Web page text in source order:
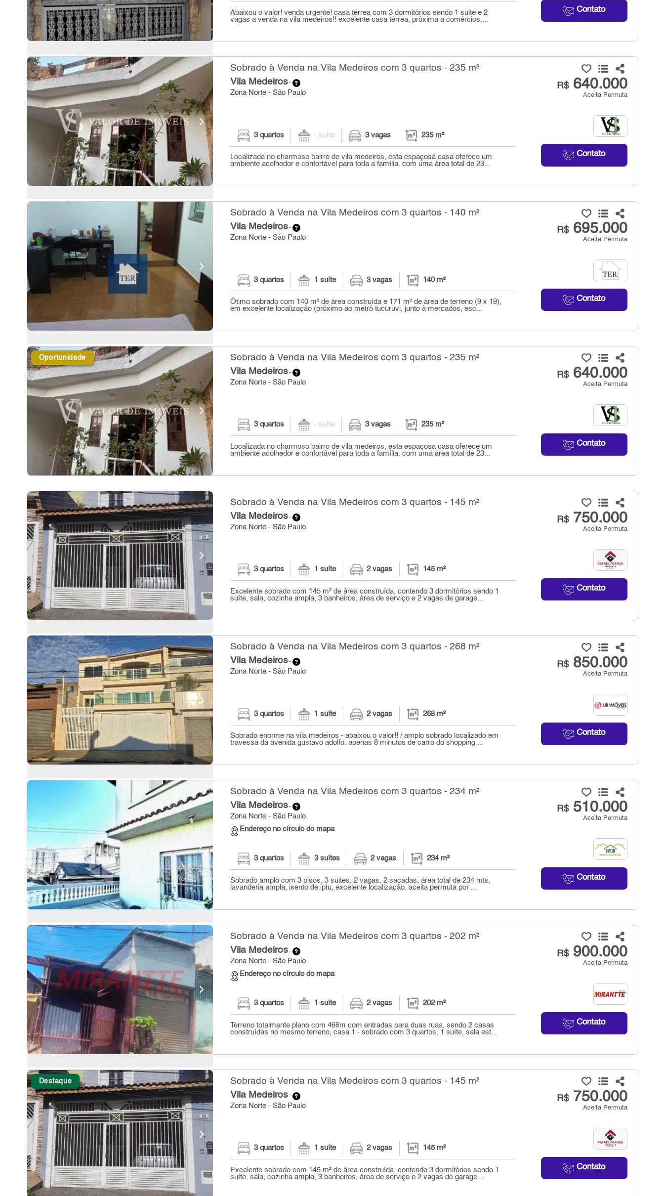
Contato
Abaixou o valor! venda urgente! casa térrea com 3 dormitórios sendo 1 suite e 2
vagas a venda na vila medeiros!! excelente casa térrea, próxima a comércios,...
Sobrado à Venda na Vila Medeiros com 3 quartos - 235 m²
Vila Medeiros-
Zona Norte - São Paulo
R$640.000
Aceita Permuta
Contato
3 quartos - suíte 3 vagas 235 m²
Localizada no charmoso bairro de vila medeiros, esta espaçosa casa oferece um
ambiente acolhedor e confortável para toda a família. com uma área total de 23...
Sobrado à Venda na Vila Medeiros com 3 quartos - 140 m²
Vila Medeiros-
Zona Norte - São Paulo
R$695.000
Aceita Permuta
Contato
3 quartos 1 suíte 3 vagas 140 m²
Ótimo sobrado com 140 m² de área construída e 171 m² de área de terreno (9 x 19),
em excelente localização (próximo ao metrô tucuruvi, junto à mercados, esc...
Oportunidade Sobrado à Venda na Vila Medeiros com 3 quartos - 235 m²
Vila Medeiros-
Zona Norte - São Paulo
R$640.000
Aceita Permuta
Contato
3 quartos - suíte 3 vagas 235 m²
Localizada no charmoso bairro de vila medeiros, esta espaçosa casa oferece um
ambiente acolhedor e confortável para toda a família. com uma área total de 23...
Sobrado à Venda na Vila Medeiros com 3 quartos - 145 m²
Vila Medeiros-
Zona Norte - São Paulo
R$750.000
Aceita Permuta
Contato
3 quartos 1 suíte 2 vagas 145 m²
Excelente sobrado com 145 m² de área construída, contendo 3 dormitórios sendo 1
suíte, sala, cozinha ampla, 3 banheiros, área de serviço e 2 vagas de garage...
Sobrado à Venda na Vila Medeiros com 3 quartos - 268 m²
Vila Medeiros-
Zona Norte - São Paulo
R$850.000
Aceita Permuta
Contato
3 quartos 1 suíte 2 vagas 268 m²
Sobrado enorme na vila medeiros - abaixou o valor!! / amplo sobrado localizado em
travessa da avenida gustavo adolfo. apenas 8 minutos de carro do shopping ...
Sobrado à Venda na Vila Medeiros com 3 quartos - 234 m²
Vila Medeiros-
Zona Norte - São Paulo
Endereço no círculo do mapa
R$510.000
Aceita Permuta
Contato
3 quartos 3 suítes 2 vagas 234 m²
Sobrado amplo com 3 pisos, 3 suites, 2 vagas, 2 sacadas, área total de 234 mts,
lavanderia ampla, isento de iptu, excelente localização. aceita permuta por ...
Sobrado à Venda na Vila Medeiros com 3 quartos - 202 m²
Vila Medeiros-
Zona Norte - São Paulo
Endereço no círculo do mapa
R$900.000
Aceita Permuta
Contato
3 quartos 1 suíte 2 vagas 202 m²
Terreno totalmente plano com 466m com entradas para duas ruas, sendo 2 casas
construídas no mesmo terreno, casa 1 - sobrado com 3 quartos, 1 suíte, sala est...
Destaque Sobrado à Venda na Vila Medeiros com 3 quartos - 145 m²
Vila Medeiros-
Zona Norte - São Paulo
R$750.000
Aceita Permuta
Contato
3 quartos 1 suíte 2 vagas 145 m²
Excelente sobrado com 145 m² de área construída, contendo 3 dormitórios sendo 1
suíte, sala, cozinha ampla, 3 banheiros, área de serviço e 2 vagas de garage...